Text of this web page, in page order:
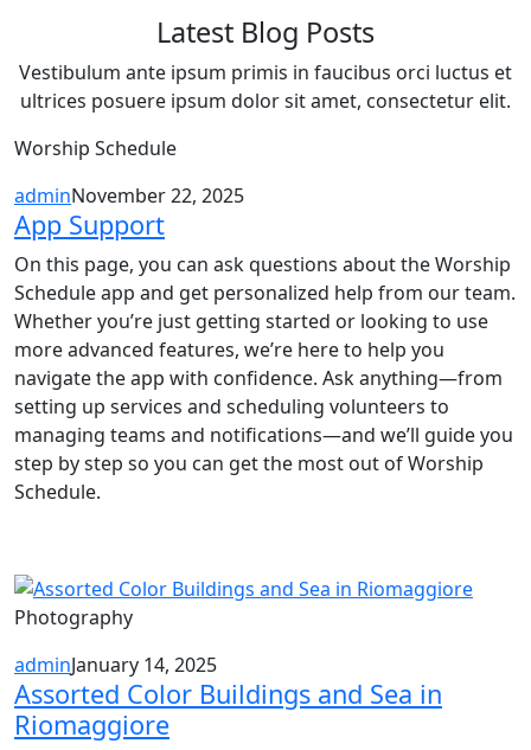
Latest Blog Posts
Vestibulum ante ipsum primis in faucibus orci luctus et
ultrices posuere ipsum dolor sit amet, consectetur elit.
Worship Schedule
adminNovember 22, 2025
App Support
On this page, you can ask questions about the Worship
Schedule app and get personalized help from our team.
Whether you’re just getting started or looking to use
more advanced features, we’re here to help you
navigate the app with confidence. Ask anything—from
setting up services and scheduling volunteers to
managing teams and notifications—and we’ll guide you
step by step so you can get the most out of Worship
Schedule.
Photography
adminJanuary 14, 2025
Assorted Color Buildings and Sea in
Riomaggiore